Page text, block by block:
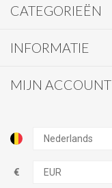
CATEGORIEËN
INFORMATIE
MIJN ACCOUNT
€